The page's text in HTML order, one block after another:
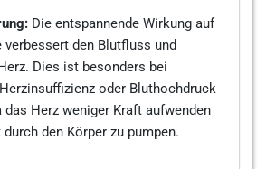
Die entspannende Wirkung auf
verbessert den Blutfluss und
Dies ist besonders bei
oder Bluthochdruck
das Herz weniger Kraft aufwenden
den Körper zu pumpen.